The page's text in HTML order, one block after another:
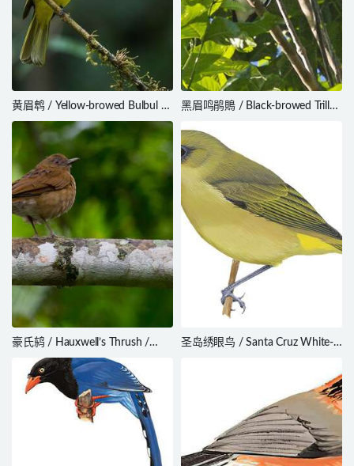
黄眉鹎 / Yellow-browed Bulbul /
Acritillas indica
黑眉鸣鹃鵙 / Black-browed Triller
豪氏鸫 / Hauxwell’s Thrush /
Turdus hauxwelli
圣岛绣眼鸟 / Santa Cruz White-